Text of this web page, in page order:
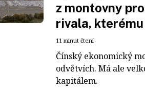
z montovny
rivala,
11 minut čtení
Čínský ekonomický
odvětvích. Má ale
kapitálem.